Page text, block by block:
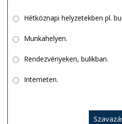
Hétköznapi helyzetekben pl.
Munkahelyen.
Rendezvényeken, bulikban.
Interneten.